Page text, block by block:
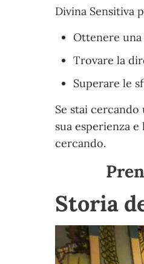
Divina Sensitiva
Ottenere
Trovare la
Superare le
Se stai
sua esperienza
cercando.
Storia